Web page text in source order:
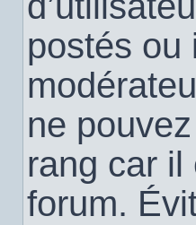
postés ou
ne
rang car il
forum.